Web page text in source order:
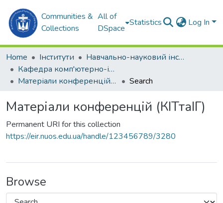
Communities &
Collections
All of
DSpace
Statistics Log In
Home Інститути
Навчально-науковий інститут комп'ютерних наук та управління проектами (ННІКНУП)
Кафедра комп'ютерно-інтегрованих технологій та інженерної графіки (КІТтаІГ)
Матеріали конференцій (КІТтаІГ)
Search
Матеріали конференцій (КІТтаІГ)
Permanent URI for this collection
https://eir.nuos.edu.ua/handle/123456789/3280
Browse